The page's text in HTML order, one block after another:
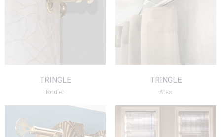
TRINGLE
TRINGLE
Boulet
TRINGLE
TRINGLE
Ates